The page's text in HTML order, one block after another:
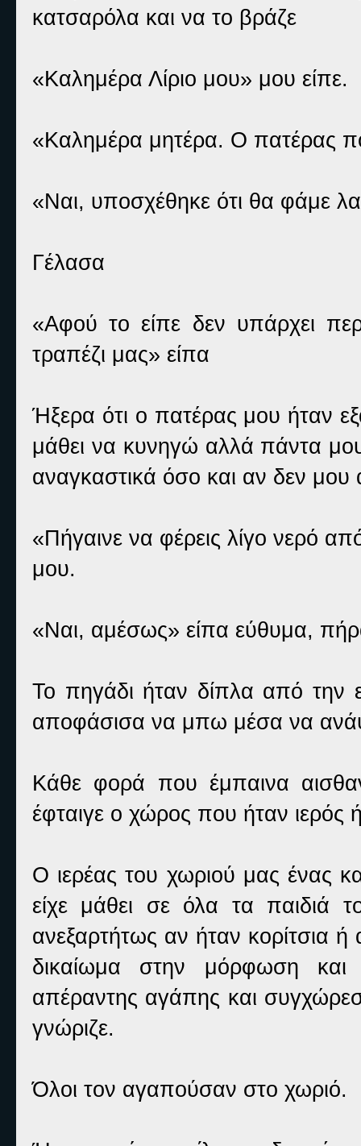
κατσαρόλα και να το βράζε
«Καλημέρα Λίριο μου» μου είπε.
«Καλημέρα μητέρα. Ο πατέρας
«Ναι, υποσχέθηκε ότι θα φάμε
Γέλασα
«Αφού το είπε δεν υπάρχει
τραπέζι μας» είπα
Ήξερα ότι ο πατέρας μου ήταν
μάθει να κυνηγώ αλλά πάντα μου
αναγκαστικά όσο και αν δεν
«Πήγαινε να φέρεις λίγο νερό
μου.
«Ναι, αμέσως» είπα εύθυμα,
Το πηγάδι ήταν δίπλα από την
αποφάσισα να μπω μέσα να
Κάθε φορά που έμπαινα
έφταιγε ο χώρος που ήταν ιερός
Ο ιερέας του χωριού μας ένας
είχε μάθει σε όλα τα παιδιά
ανεξαρτήτως αν ήταν κορίτσια
δικαίωμα στην μόρφωση και
απέραντης αγάπης και
γνώριζε.
Όλοι τον αγαπούσαν στο χωριό.